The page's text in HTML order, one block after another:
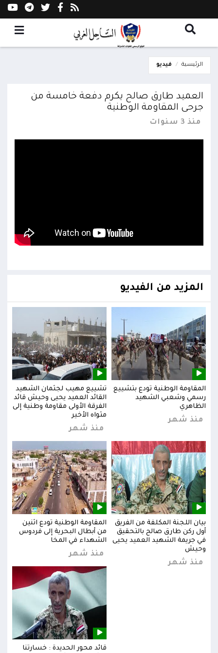
الرئيسية فيديو
العميد طارق صالح يكرم دفعة خامسة من
جرحى المقاومة الوطنية
منذ 3 سنوات
المزيد من الفيديو
المقاومة الوطنية تودع بتشييع
رسمي وشعبي الشهيد
الظاهري
منذ شهر
تشييع مهيب لجثمان الشهيد
القائد العميد يحيى وحيش قائد
الفرقة الأولى مقاومة وطنية إلى
مثواه الأخير
منذ شهر
بيان اللجنة المكلفة من الفريق
أول ركن طارق صالح بالتحقيق
في جريمة الشهيد العميد يحيى
وحيش
منذ شهر
المقاومة الوطنية تودع اثنين
من أبطال البحرية إلى فردوس
الشهداء في المخا
منذ شهر
قائد محور الحديدة : خسارتنا